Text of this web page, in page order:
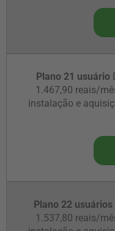
Plano 21 usuário
1.467,90 reais/
instalação e
Plano 22 usuários
1.537,80 reais/